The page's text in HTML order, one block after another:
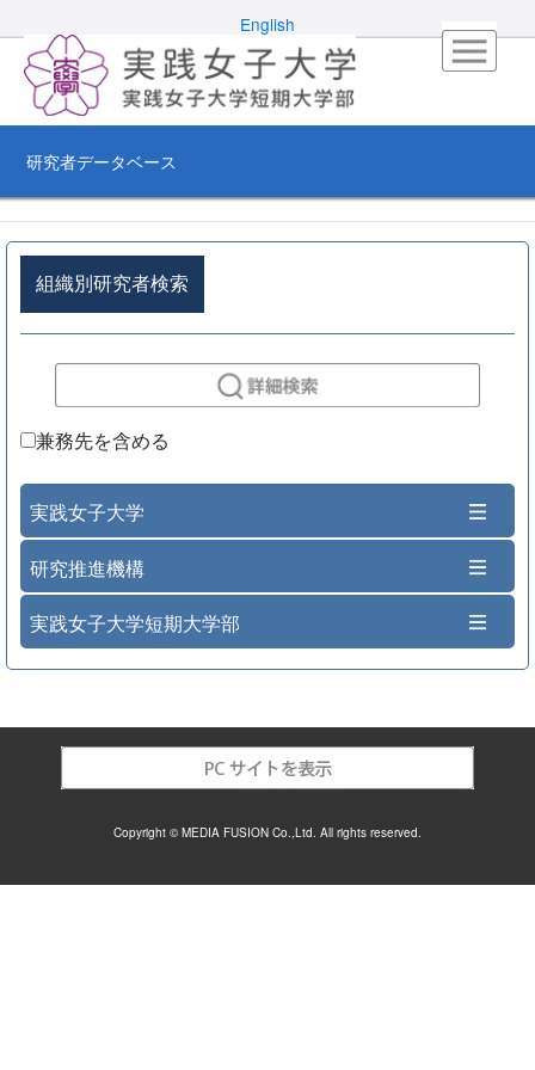
English
研究者データベース
組織別研究者検索
兼務先を含める
実践女子大学
研究推進機構
実践女子大学短期大学部
Copyright © MEDIA FUSION Co.,Ltd. All rights reserved.